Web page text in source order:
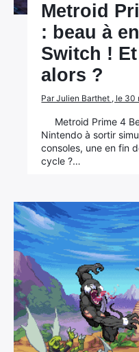
Metroid
: beau à
Switch !
alors ?
Par Julien Barthet , le 30
Metroid Prime 4
Nintendo à sortir
consoles, une en fin
cycle ?…